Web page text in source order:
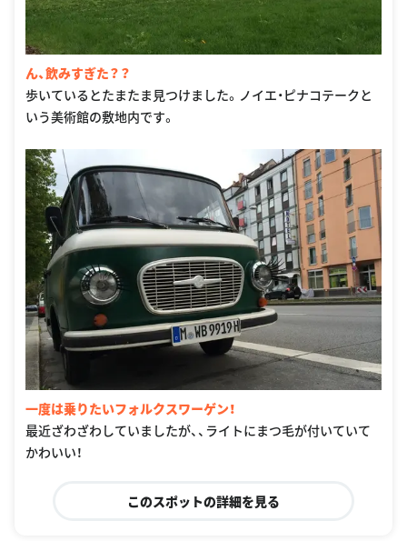
ん、飲みすぎた？？
歩いているとたまたま見つけました。ノイエ・ピナコテークと
いう美術館の敷地内です。
一度は乗りたいフォルクスワーゲン！
最近ざわざわしていましたが、、ライトにまつ毛が付いていて
かわいい！
このスポットの詳細を見る